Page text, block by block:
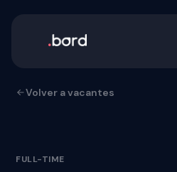
Volver a vacantes
FULL-TIME